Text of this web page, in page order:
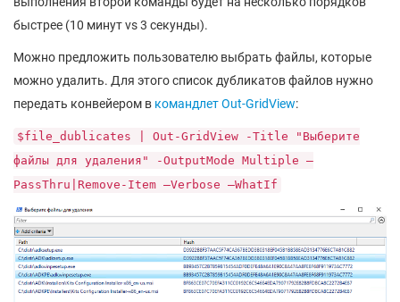
быстрее (10 минут vs 3 секунды).
Можно предложить пользователю выбрать файлы, которые
можно удалить. Для этого список дубликатов файлов нужно
передать конвейером в командлет Out-GridView:
$file_dublicates | Out-GridView -Title "Выберите
файлы для удаления" -OutputMode Multiple –
PassThru|Remove-Item –Verbose –WhatIf